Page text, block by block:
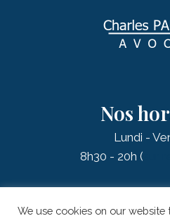
Nos
Lundi -
8h30 - 20h (
We use cookies on our